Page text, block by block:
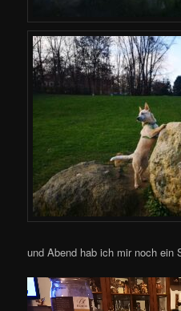
und Abend hab ich mir noch ein
Video-
Player